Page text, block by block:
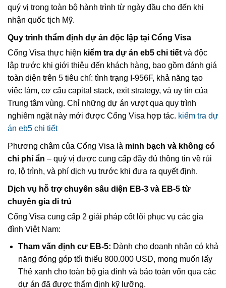
quý vị trong toàn bộ hành trình từ ngày đầu cho đến khi
nhận quốc tịch Mỹ.
Quy trình thẩm định dự án độc lập tại Cổng Visa
Cổng Visa thực hiện kiểm tra dự án eb5 chi tiết và độc
lập trước khi giới thiệu đến khách hàng, bao gồm đánh giá
toàn diện trên 5 tiêu chí: tình trạng I-956F, khả năng tạo
việc làm, cơ cấu capital stack, exit strategy, và uy tín của
Trung tâm vùng. Chỉ những dự án vượt qua quy trình
nghiêm ngặt này mới được Cổng Visa hợp tác. kiểm tra dự
án eb5 chi tiết
Phương châm của Cổng Visa là minh bạch và không có
chi phí ẩn – quý vị được cung cấp đầy đủ thông tin về rủi
ro, lộ trình, và phí dịch vụ trước khi đưa ra quyết định.
Dịch vụ hỗ trợ chuyên sâu diện EB-3 và EB-5 từ
chuyên gia di trú
Cổng Visa cung cấp 2 giải pháp cốt lõi phục vụ các gia
đình Việt Nam:
Tham vấn định cư EB-5: Dành cho doanh nhân có khả
năng đóng góp tối thiểu 800.000 USD, mong muốn lấy
Thẻ xanh cho toàn bộ gia đình và bảo toàn vốn qua các
dự án đã được thẩm định kỹ lưỡng.